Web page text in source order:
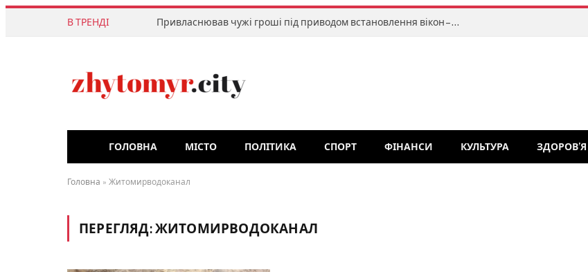
В ТРЕНДІ Привласнював чужі гроші під приводом встановлення вікон – засуджено до 2 років ув’язнення жителя Житомира
ГОЛОВНА МІСТО ПОЛІТИКА СПОРТ ФІНАНСИ КУЛЬТУРА ЗДОРОВ’Я
Головна » Житомирводоканал
ПЕРЕГЛЯД:ЖИТОМИРВОДОКАНАЛ